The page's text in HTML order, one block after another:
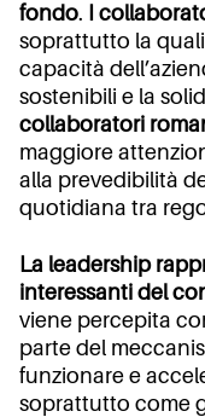
fondo. I
soprattutto la
capacità
sostenibili e la
collaboratori
maggiore
alla prevedibilità
quotidiana tra
La leadership
interessanti del
viene percepita
parte del
funzionare e
soprattutto come